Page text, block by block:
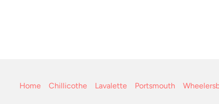
Home Chillicothe Lavalette Portsmouth